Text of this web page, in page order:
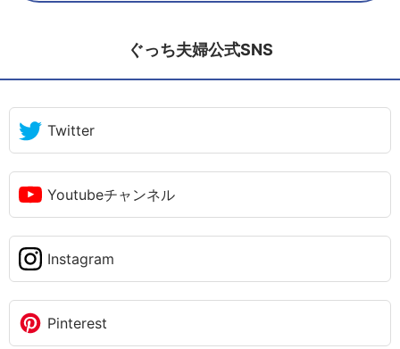
ぐっち夫婦公式SNS
Twitter
Youtubeチャンネル
Instagram
Pinterest